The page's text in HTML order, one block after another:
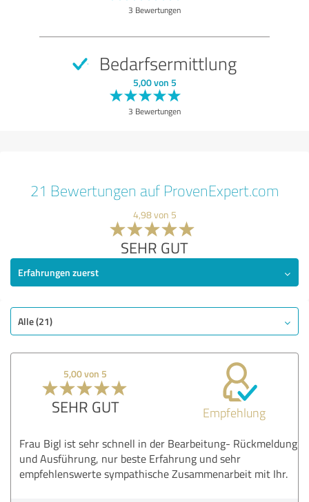
3 Bewertungen
Bedarfsermittlung
5,00 von 5
3 Bewertungen
21 Bewertungen auf ProvenExpert.com
4,98 von 5
SEHR GUT
Erfahrungen zuerst
Alle (21)
5,00 von 5
SEHR GUT Empfehlung
Frau Bigl ist sehr schnell in der Bearbeitung- Rückmeldung
und Ausführung, nur beste Erfahrung und sehr
empfehlenswerte sympathische Zusammenarbeit mit Ihr.